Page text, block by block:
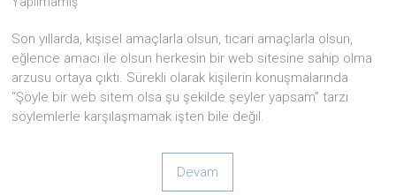
Son yıllarda, kişisel amaçlarla olsun, ticari amaçlarla olsun,
eğlence amacı ile olsun herkesin bir web sitesine sahip olma
arzusu ortaya çıktı. Sürekli olarak kişilerin konuşmalarında
“Şöyle bir web sitem olsa şu şekilde şeyler yapsam” tarzı
söylemlerle karşılaşmamak işten bile değil.
Devam